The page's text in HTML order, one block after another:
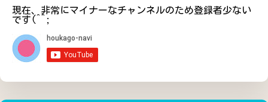
現在、非常にマイナーなチャンネルのため登録者少ない
です(^^;